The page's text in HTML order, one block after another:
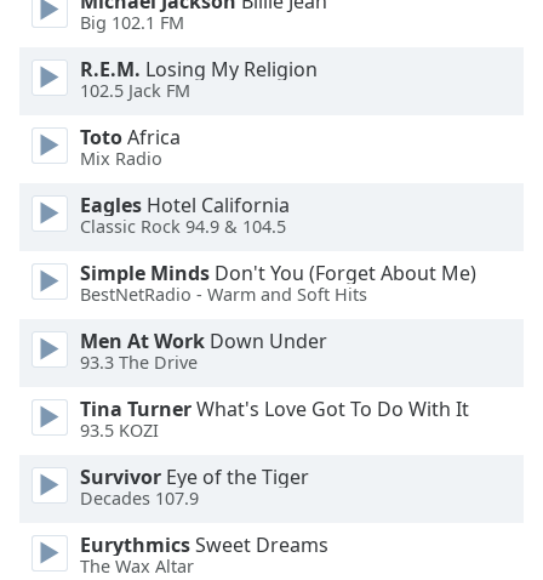
Opacity
Caption
Area
Background
Color
Opacity
Font
Text
Edge
Big 102.1 FM
R.E.M. Losing My Religion
102.5 Jack FM
TotoAfrica
Mix Radio
Eagles Hotel California
Classic Rock 94.9 & 104.5
Simple Minds Don't You (Forget About Me)
BestNetRadio - Warm and Soft Hits
Men At Work Down Under
93.3 The Drive
Tina TurnerWhat's Love Got To Do With It
93.5 KOZI
Survivor Eye of the Tiger
Decades 107.9
EurythmicsSweet Dreams
The Wax Altar